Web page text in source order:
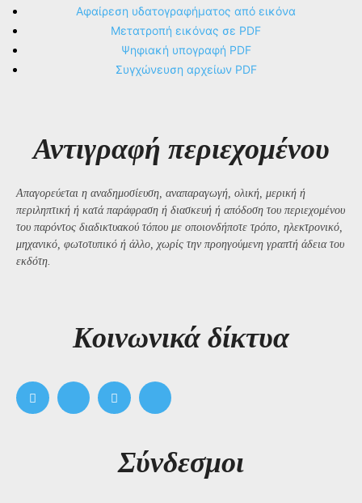
Αφαίρεση υδατογραφήματος από εικόνα
Μετατροπή εικόνας σε PDF
Ψηφιακή υπογραφή PDF
Συγχώνευση αρχείων PDF
Αντιγραφή περιεχομένου
Απαγορεύεται η αναδημοσίευση, αναπαραγωγή, ολική, μερική ή
περιληπτική ή κατά παράφραση ή διασκευή ή απόδοση του περιεχομένου
του παρόντος διαδικτυακού τόπου με οποιονδήποτε τρόπο, ηλεκτρονικό,
μηχανικό, φωτοτυπικό ή άλλο, χωρίς την προηγούμενη γραπτή άδεια του
εκδότη.
Kοινωνικά δίκτυα
Σύνδεσμοι